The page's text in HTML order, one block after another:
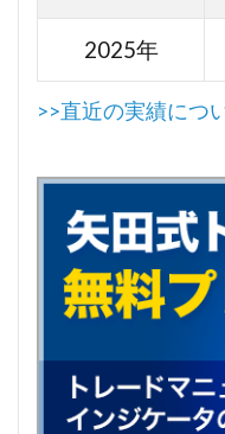
2025年
>>直近の実績につ